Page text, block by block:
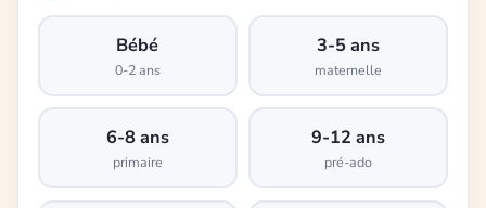
Bébé
0-2 ans
3-5 ans
maternelle
6-8 ans
primaire
9-12 ans
pré-ado